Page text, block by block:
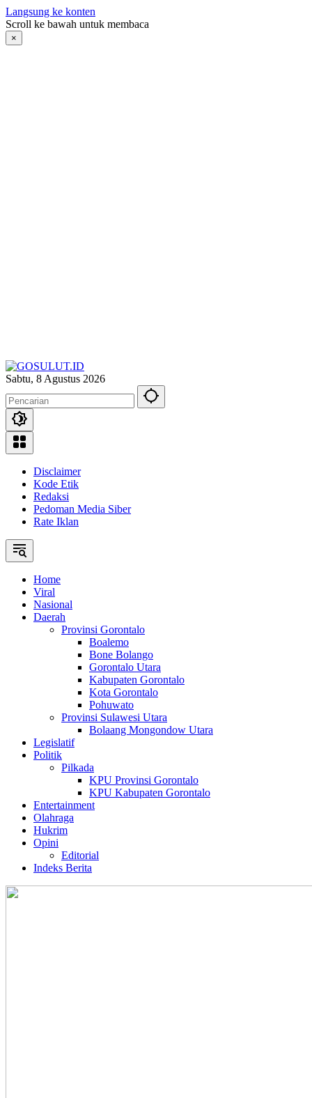
Langsung ke konten
Scroll ke bawah untuk membaca
×
Sabtu, 8 Agustus 2026
Disclaimer
Kode Etik
Redaksi
Pedoman Media Siber
Rate Iklan
Home
Viral
Nasional
Daerah
Provinsi Gorontalo
Boalemo
Bone Bolango
Gorontalo Utara
Kabupaten Gorontalo
Kota Gorontalo
Pohuwato
Provinsi Sulawesi Utara
Bolaang Mongondow Utara
Legislatif
Politik
Pilkada
KPU Provinsi Gorontalo
KPU Kabupaten Gorontalo
Entertainment
Olahraga
Hukrim
Opini
Editorial
Indeks Berita